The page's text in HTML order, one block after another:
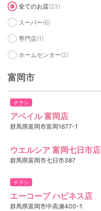
全てのお店(23)
スーパー(6)
専門店(1)
ホームセンター(2)
富岡市
チラシ
アベイル 富岡店
群馬県富岡市富岡1677-1
ウエルシア 富岡七日市店
群馬県富岡市七日市387
チラシ
エーコープ ハピネス店
群馬県富岡市中高瀬400-1